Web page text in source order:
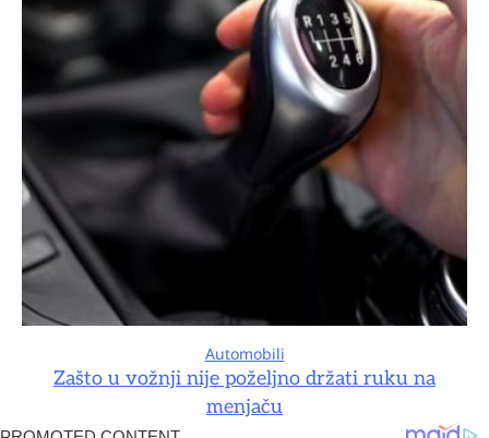
Automobili
Zašto u vožnji nije poželjno držati ruku na
menjaču